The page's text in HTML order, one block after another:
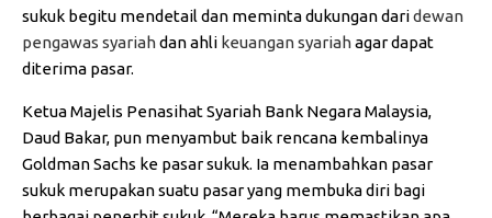
sukuk begitu mendetail dan meminta dukungan daridewan
pengawas syariahdan ahli keuangan syariahagar dapat
diterima pasar.
Ketua Majelis Penasihat Syariah Bank Negara Malaysia,
Daud Bakar, pun menyambut baik rencana kembalinya
Goldman Sachs ke pasar sukuk. Ia menambahkan pasar
sukuk merupakan suatu pasar yang membuka diri bagi